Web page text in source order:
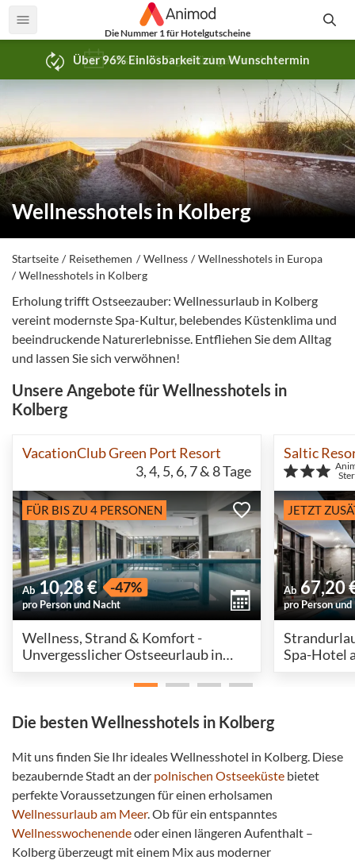
Die Nummer 1 für Hotelgutscheine
Bis zu 30 Tage Rückgaberecht
Wellnesshotels in Kolberg
Startseite Reisethemen Wellness
Wellnesshotels in Europa
Wellnesshotels in Kolberg
Erholung trifft Ostseezauber: Wellnessurlaub in Kolberg
vereint modernste Spa-Kultur, belebendes Küstenklima und
beeindruckende Naturerlebnisse. Entfliehen Sie dem Alltag
und lassen Sie sich verwöhnen!
Unsere Angebote für Wellnesshotels in
Kolberg
VacationClub Green Port Resort
3, 4, 5, 6, 7 & 8Tage
FÜR BIS ZU 4 PERSONEN
Ab 10,28 € -47%
pro Person und Nacht
Wellness, Strand & Komfort -
Unvergesslicher Ostseeurlaub in
Saltic
JETZT
Ab 67,20
pro Person
Spa-Hotel
Die besten Wellnesshotels in Kolberg
Mit uns finden Sie Ihr ideales Wellnesshotel in Kolberg. Diese
bezaubernde Stadt an der polnischen Ostseeküste bietet
perfekte Voraussetzungen für einen erholsamen
Wellnessurlaub am Meer. Ob für ein entspanntes
Wellnesswochenendeoder einen längeren Aufenthalt –
Kolberg überzeugt mit einem Mix aus moderner